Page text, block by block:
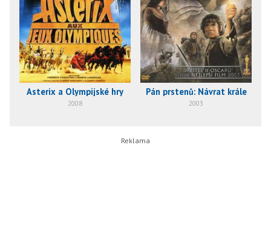
Asterix a Olympijské hry
2008
Pán prstenů: Návrat krále
2003